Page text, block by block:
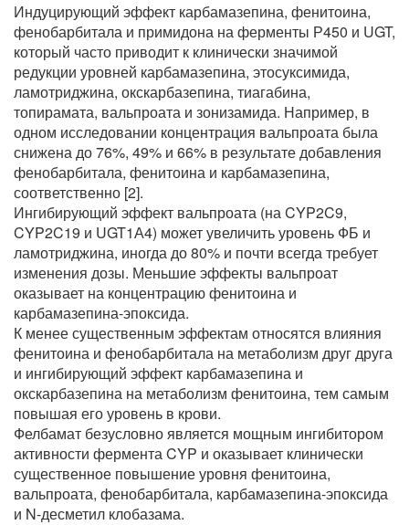
Индуцирующий эффект карбамазепина, фенитоина,
фенобарбитала и примидона на ферменты Р450 и UGT,
который часто приводит к клинически значимой
редукции уровней карбамазепина, этосуксимида,
ламотриджина, окскарбазепина, тиагабина,
топирамата, вальпроата и зонизамида. Например, в
одном исследовании концентрация вальпроата была
снижена до 76%, 49% и 66% в результате добавления
фенобарбитала, фенитоина и карбамазепина,
соответственно [2].
Ингибирующий эффект вальпроата (на CYP2C9,
CYP2C19 и UGT1А4) может увеличить уровень ФБ и
ламотриджина, иногда до 80% и почти всегда требует
изменения дозы. Меньшие эффекты вальпроат
оказывает на концентрацию фенитоина и
карбамазепина-эпоксида.
К менее существенным эффектам относятся влияния
фенитоина и фенобарбитала на метаболизм друг друга
и ингибирующий эффект карбамазепина и
окскарбазепина на метаболизм фенитоина, тем самым
повышая его уровень в крови.
Фелбамат безусловно является мощным ингибитором
активности фермента CYP и оказывает клинически
существенное повышение уровня фенитоина,
вальпроата, фенобарбитала, карбамазепина-эпоксида
и N-десметил клобазама.